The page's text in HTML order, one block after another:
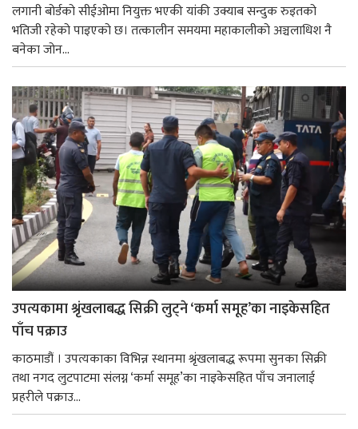
लगानी बोर्डको सीईओमा नियुक्त भएकी यांकी उक्याब सन्दुक रुइतको
भतिजी रहेको पाइएको छ। तत्कालीन समयमा महाकालीको अञ्चलाधिश नै
बनेका जोन...
उपत्यकामा श्रृंखलाबद्ध सिक्री लुट्ने ‘कर्मा समूह’का नाइकेसहित
पाँच पक्राउ
काठमाडौं । उपत्यकाका विभिन्न स्थानमा श्रृंखलाबद्ध रूपमा सुनका सिक्री
तथा नगद लुटपाटमा संलग्न ‘कर्मा समूह’का नाइकेसहित पाँच जनालाई
प्रहरीले पक्राउ...